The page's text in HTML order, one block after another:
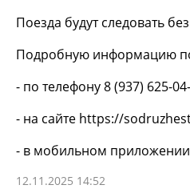
Поезда будут следовать
Подробную информацию
- по телефону 8 (937) 625-
- на сайте https://
- в мобильном
12.11.2025 14:52